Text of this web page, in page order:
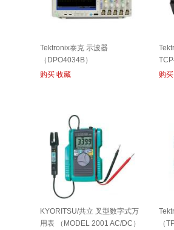
Tektronix泰克 示波器
（DPO4034B）
购买 收藏
购买
KYORITSU/共立 叉型数字式万
用表 （MODEL 2001 AC/DC）
（